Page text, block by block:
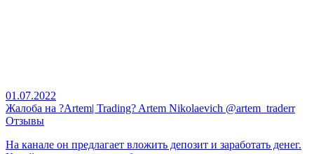
01.07.2022
Жалоба на ?Artem| Trading? Artem Nikolaevich @artem_traderr
Отзывы
На канале он предлагает вложить депозит и заработать денег.